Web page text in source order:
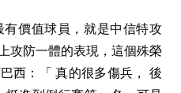
價值球員，就是中信特攻
攻防一體的表現，這個殊榮
西：「 真的很多傷兵， 後